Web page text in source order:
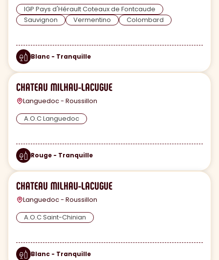
IGP Pays d'Hérault Coteaux de Fontcaude
Sauvignon
Vermentino Colombard
Blanc - Tranquille
CHATEAU MILHAU-LACUGUE
Languedoc - Roussillon
A.O.C Languedoc
Rouge - Tranquille
CHATEAU MILHAU-LACUGUE
Languedoc - Roussillon
A.O.C Saint-Chinian
Blanc - Tranquille